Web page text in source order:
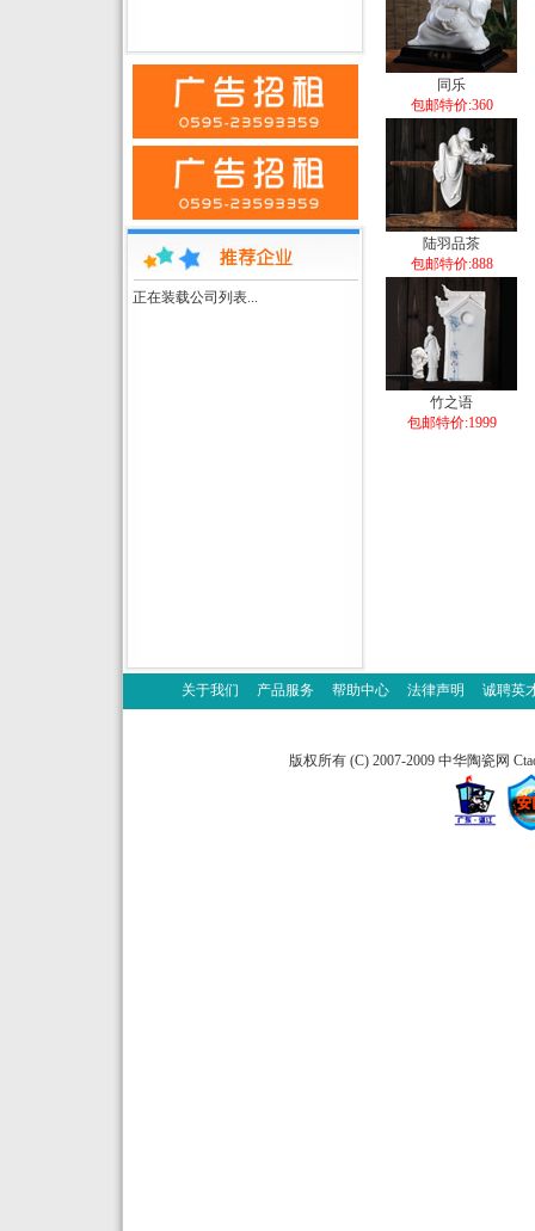
正在装载公司列表...
同乐
包邮特价:360
陆羽品茶
包邮特价:888
竹之语
包邮特价:1999
关于我们 产品服务 帮助中心 法律声明 诚聘英
版权所有 (C) 2007-2009 中华陶瓷网